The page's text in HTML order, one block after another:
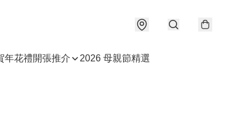
年花禮開張推介
2026 母親節精選